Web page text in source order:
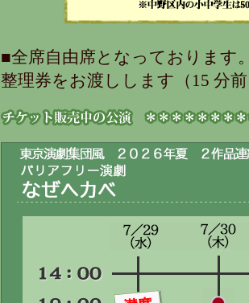
■全席自由席となっております
整理券をお渡しします（15 分